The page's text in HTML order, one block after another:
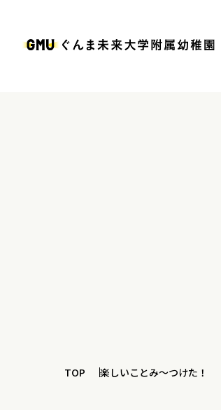
TOP 楽しいことみ～つけた！